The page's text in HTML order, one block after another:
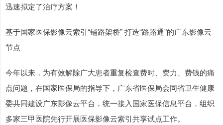
迅速拟定了治疗方案！
基于国家医保影像云索引“铺路架桥” 打造“路路通”的广东影像云
节点
今年以来，为有效解除广大患者重复检查费时、费力、费钱的痛
点问题，在国家医保局的指导下，广东省医保局会同省卫生健康
委共同建设广东影像云平台，统一接入国家医保信息平台，组织
多家三甲医院先行开展医保影像云索引共享试点工作。